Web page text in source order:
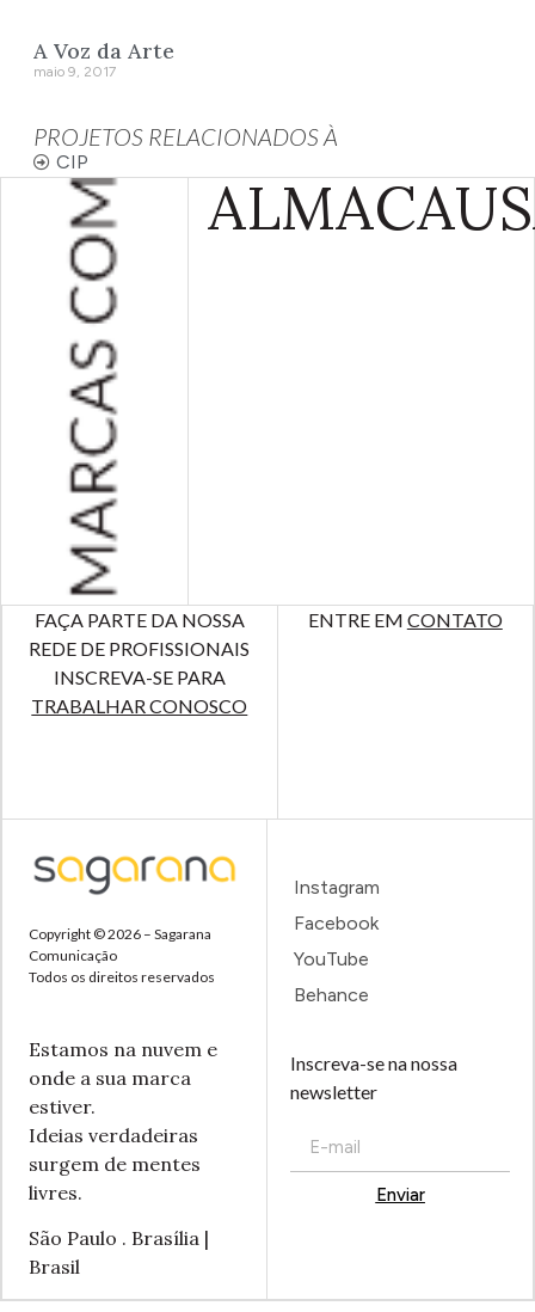
A Voz da Arte
maio 9, 2017
PROJETOS RELACIONADOS À
CIP
ALMA
FAÇA PARTE DA NOSSA
REDE DE PROFISSIONAIS
INSCREVA-SE PARA
TRABALHAR CONOSCO
ENTRE EM CONTATO
Copyright © 2026 – Sagarana
Comunicação
Todos os direitos reservados
Estamos na nuvem e
onde a sua marca
estiver.
Ideias verdadeiras
surgem de mentes
livres.
São Paulo . Brasília |
Brasil
Instagram
Facebook
YouTube
Behance
Inscreva-se na nossa
newsletter
Enviar